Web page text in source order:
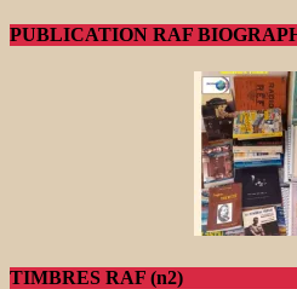
PUBLICATION RAF
TIMBRES RAF (n2)